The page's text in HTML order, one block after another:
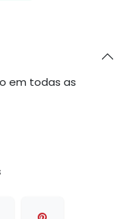
em todas as